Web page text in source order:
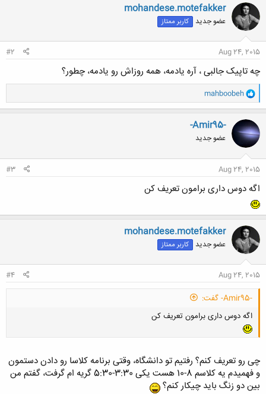
ض
و
ع
mohandese.motefakker
عضو جدید کاربر ممتاز
Aug 24, 2015
#2
چه تاپیک جالبی ، آره یادمه، همه روزاش رو یادمه، چطور؟
و
ا
ک
ن
ش
ه
ا
mahboobeh
-Amir95-
عضو جدید
Aug 24, 2015
#3
اگه دوس داری برامون تعریف کن
mohandese.motefakker
عضو جدید کاربر ممتاز
Aug 24, 2015
#4
-Amir95- گفت:
اگه دوس داری برامون تعریف کن
چی رو تعریف کنم؟ رفتیم تو دانشگاه، وقتی برنامه کلاسا رو دادن دستمون
و فهمیدم یه کلاسم 8-10 هست یکی 3:30-5:30 گریه ام گرفت، گفتم من
بین دو زنگ باید چیکار کنم؟